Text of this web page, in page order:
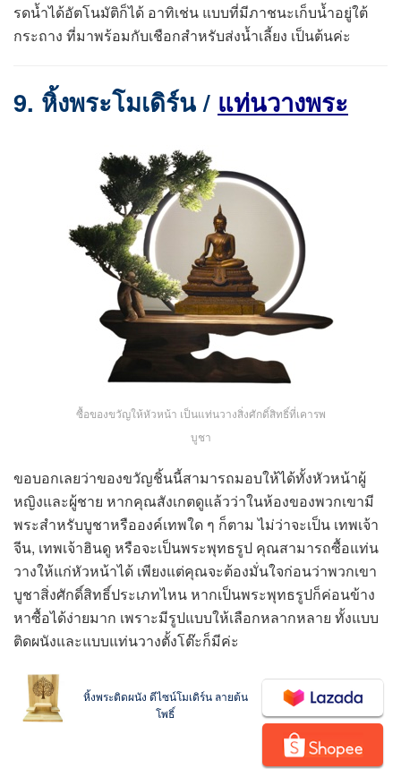
รดน้ำได้อัตโนมัติก็ได้ อาทิเช่น แบบที่มีภาชนะเก็บน้ำอยู่ใต้
กระถาง ที่มาพร้อมกับเชือกสำหรับส่งน้ำเลี้ยง เป็นต้นค่ะ
9. หิ้งพระโมเดิร์น / แท่นวางพระ
ซื้อของขวัญให้หัวหน้า เป็นแท่นวางสิ่งศักดิ์สิทธิ์ที่เคารพ
บูชา
ขอบอกเลยว่าของขวัญชิ้นนี้สามารถมอบให้ได้ทั้งหัวหน้าผู้
หญิงและผู้ชาย หากคุณสังเกตดูแล้วว่าในห้องของพวกเขามี
พระสำหรับบูชาหรือองค์เทพใด ๆ ก็ตาม ไม่ว่าจะเป็น เทพเจ้า
จีน, เทพเจ้าฮินดู หรือจะเป็นพระพุทธรูป คุณสามารถซื้อแท่น
วางให้แก่หัวหน้าได้ เพียงแต่คุณจะต้องมั่นใจก่อนว่าพวกเขา
บูชาสิ่งศักดิ์สิทธิ์ประเภทไหน หากเป็นพระพุทธรูปก็ค่อนข้าง
หาซื้อได้ง่ายมาก เพราะมีรูปแบบให้เลือกหลากหลาย ทั้งแบบ
ติดผนังและแบบแท่นวางตั้งโต๊ะก็มีค่ะ
หิ้งพระติดผนัง ดีไซน์โมเดิร์น ลายต้น
โพธิ์